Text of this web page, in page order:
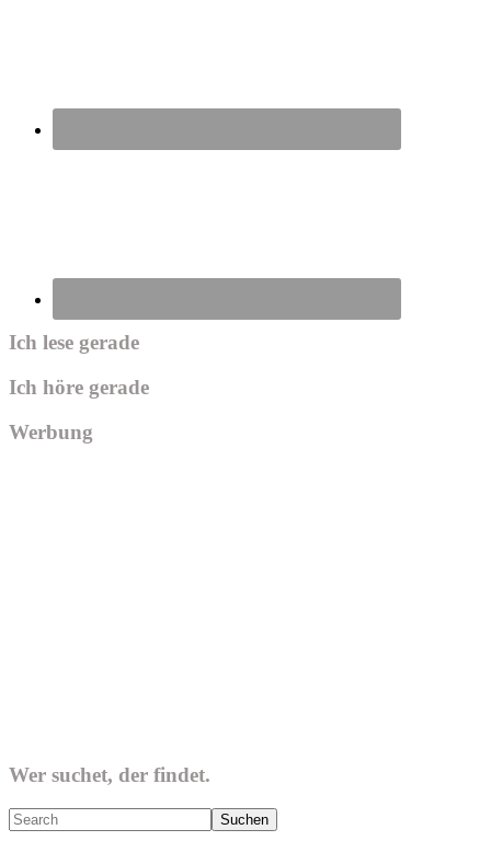
Ich lese gerade
Ich höre gerade
Werbung
Wer suchet, der findet.
Search